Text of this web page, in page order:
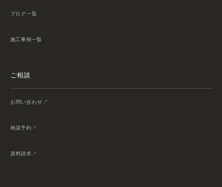
ブログ一覧
施工事例一覧
ご相談
お問い合わせ
相談予約
資料請求